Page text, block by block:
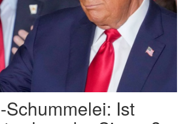
Schummelei: Ist